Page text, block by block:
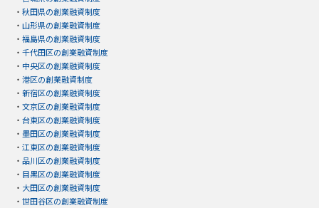
・ 秋田県の創業融資制度
・ 山形県の創業融資制度
・ 福島県の創業融資制度
・ 千代田区の創業融資制度
・ 中央区の創業融資制度
・ 港区の創業融資制度
・ 新宿区の創業融資制度
・ 文京区の創業融資制度
・ 台東区の創業融資制度
・ 墨田区の創業融資制度
・ 江東区の創業融資制度
・ 品川区の創業融資制度
・ 目黒区の創業融資制度
・ 大田区の創業融資制度
・ 世田谷区の創業融資制度